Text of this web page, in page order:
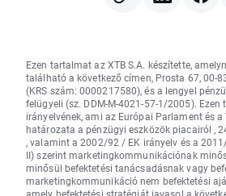
Ezen tartalmat az XTB S.A. készítette,
található a következő címen, Prosta 67, 00-
(KRS szám: 0000217580), és a lengyel
felügyeli (sz. DDM-M-4021-57-1/2005).
irányelvének, ami az Európai Parlament és
határozata a pénzügyi eszközök piacairól ,
, valamint a 2002/92 / EK irányelv és a
II) szerint marketingkommunikációnak
minősül befektetési tanácsadásnak vagy
marketingkommunikáció nem befektetési